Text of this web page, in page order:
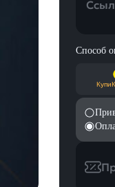
Способ